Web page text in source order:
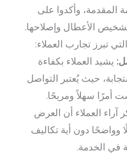
المقدمة، وأكدوا على
الأعطال وإصلاحها.
تبرز تجارب العملاء:
يشيد العملاء بكفاءة
حيث يُعتبر التواصل
أمرًا سهلاً ومريحًا.
آراء العملاء أن العرض
وواضحًا دون أية تكاليف
في الخدمة.